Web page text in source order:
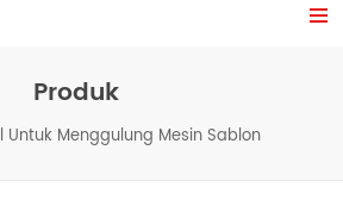
Produk
Untuk Menggulung Mesin Sablon